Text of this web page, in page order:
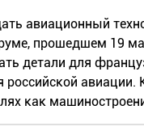
авиационный
прошедшем 19
детали для
авиации.
как